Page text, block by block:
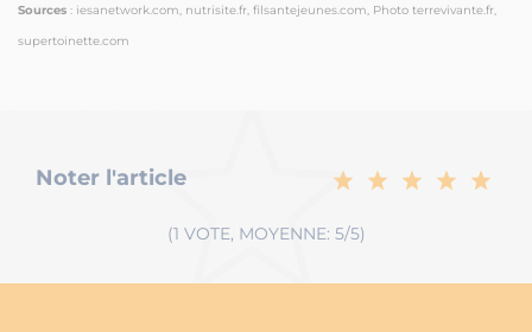
Sources : iesanetwork.com, nutrisite.fr, filsantejeunes.com, Photo terrevivante.fr,
supertoinette.com
Noter l'article
(1 VOTE, MOYENNE: 5/5)